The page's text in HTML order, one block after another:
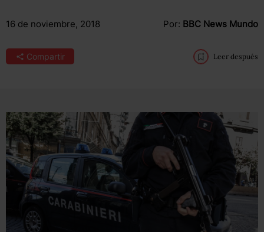
16 de noviembre, 2018 Por: BBC News Mundo
Compartir Leer después